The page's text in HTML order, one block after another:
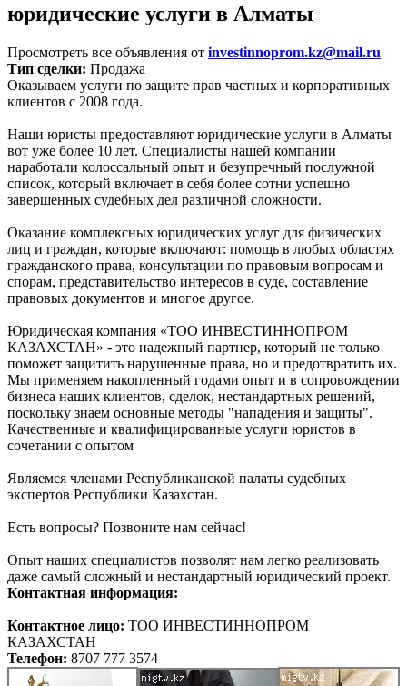
юридические услуги в Алматы
Просмотреть все объявления от investinnoprom.kz@mail.ru
Тип сделки: Продажа
Оказываем услуги по защите прав частных и корпоративных
клиентов с 2008 года.
Наши юристы предоставляют юридические услуги в Алматы
вот уже более 10 лет. Специалисты нашей компании
наработали колоссальный опыт и безупречный послужной
список, который включает в себя более сотни успешно
завершенных судебных дел различной сложности.
Оказание комплексных юридических услуг для физических
лиц и граждан, которые включают: помощь в любых областях
гражданского права, консультации по правовым вопросам и
спорам, представительство интересов в суде, составление
правовых документов и многое другое.
Юридическая компания «ТОО ИНВЕСТИННОПРОМ
КАЗАХСТАН» - это надежный партнер, который не только
поможет защитить нарушенные права, но и предотвратить их.
Мы применяем накопленный годами опыт и в сопровождении
бизнеса наших клиентов, сделок, нестандартных решений,
поскольку знаем основные методы "нападения и защиты".
Качественные и квалифицированные услуги юристов в
сочетании с опытом
Являемся членами Республиканской палаты судебных
экспертов Республики Казахстан.
Есть вопросы? Позвоните нам сейчас!
Опыт наших специалистов позволят нам легко реализовать
даже самый сложный и нестандартный юридический проект.
Контактная информация:
Контактное лицо: ТОО ИНВЕСТИННОПРОМ
КАЗАХСТАН
Телефон: 8707 777 3574